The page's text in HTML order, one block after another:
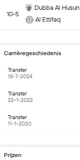
10-5
Dubba Al Husun
Al Ettifaq
Carrièregeschiedenis
Transfer
18-7-2024
Transfer
22-1-2022
Transfer
11-1-2020
Prijzen